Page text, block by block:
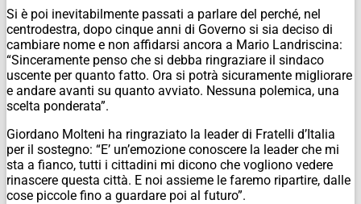
Si è poi inevitabilmente passati a parlare del perché, nel
centrodestra, dopo cinque anni di Governo si sia deciso di
cambiare nome e non affidarsi ancora a Mario Landriscina:
“Sinceramente penso che si debba ringraziare il sindaco
uscente per quanto fatto. Ora si potrà sicuramente migliorare
e andare avanti su quanto avviato. Nessuna polemica, una
scelta ponderata”.
Giordano Molteni ha ringraziato la leader di Fratelli d’Italia
per il sostegno: “E’ un’emozione conoscere la leader che mi
sta a fianco, tutti i cittadini mi dicono che vogliono vedere
rinascere questa città. E noi assieme le faremo ripartire, dalle
cose piccole fino a guardare poi al futuro”.